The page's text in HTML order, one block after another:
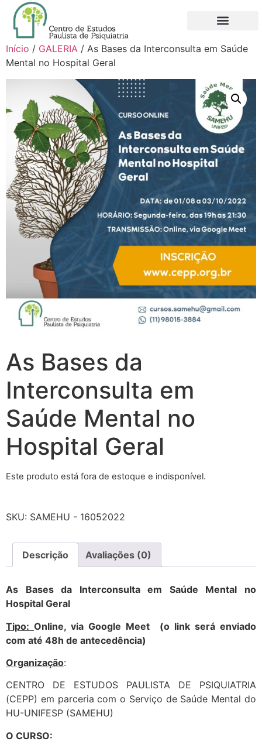
Início / GALERIA / As Bases da Interconsulta em Saúde
Mental no Hospital Geral
As Bases da
Interconsulta em
Saúde Mental no
Hospital Geral
Este produto está fora de estoque e indisponível.
SKU: SAMEHU - 16052022
Descrição Avaliações (0)
As Bases da Interconsulta em Saúde Mental no
Hospital Geral
Tipo:Online, via Google Meet (o link será enviado
com até 48h de antecedência)
Organização:
CENTRO DE ESTUDOS PAULISTA DE PSIQUIATRIA
(CEPP) em parceria com o Serviço de Saúde Mental do
HU-UNIFESP (SAMEHU)
O CURSO: